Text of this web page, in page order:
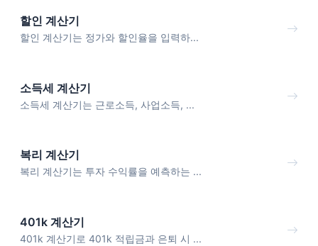
할인 계산기
할인 계산기는 정가와 할인율을 입력하...
소득세 계산기
소득세 계산기는 근로소득, 사업소득, ...
복리 계산기
복리 계산기는 투자 수익률을 예측하는 ...
401k 계산기
401k 계산기로 401k 적립금과 은퇴 시 ...